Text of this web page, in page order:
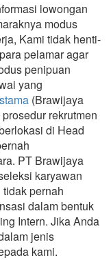
lowongan
modus
Kami tidak henti-
pelamar agar
penipuan
yang
(Brawijaya
rekrutmen
di Head
PT Brawijaya
karyawan
pernah
dalam bentuk
Intern. Jika Anda
jenis
kami.